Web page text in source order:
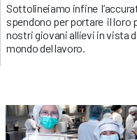
Sottolineiamo infine
spendono per portare il
nostri giovani allievi in vista
mondo del lavoro.